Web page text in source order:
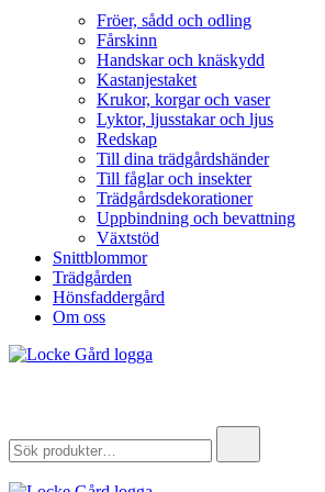
Fröer, sådd och odling
Fårskinn
Handskar och knäskydd
Kastanjestaket
Krukor, korgar och vaser
Lyktor, ljusstakar och ljus
Redskap
Till dina trädgårdshänder
Till fåglar och insekter
Trädgårdsdekorationer
Uppbindning och bevattning
Växtstöd
Snittblommor
Trädgården
Hönsfaddergård
Om oss
for: